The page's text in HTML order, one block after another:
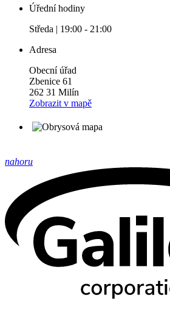
Úřední hodiny
Středa | 19:00 - 21:00
Adresa
Obecní úřad
Zbenice 61
262 31 Milín
Zobrazit v mapě
nahoru